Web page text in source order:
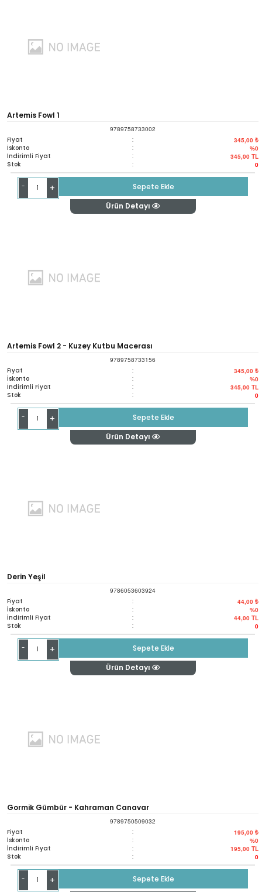
Artemis Fowl 1
9789758733002
Fiyat : 345,00 ₺
İskonto : %0
İndirimli Fiyat : 345,00 TL
Stok : 0
- +
Sepete Ekle
Ürün Detayı
Artemis Fowl 2 - Kuzey Kutbu Macerası
9789758733156
Fiyat : 345,00 ₺
İskonto : %0
İndirimli Fiyat : 345,00 TL
Stok : 0
- +
Sepete Ekle
Ürün Detayı
Derin Yeşil
9786053603924
Fiyat : 44,00 ₺
İskonto : %0
İndirimli Fiyat : 44,00 TL
Stok : 0
- +
Sepete Ekle
Ürün Detayı
Gormik Gümbür - Kahraman Canavar
9789750509032
Fiyat : 195,00 ₺
İskonto : %0
İndirimli Fiyat : 195,00 TL
Stok : 0
- +
Sepete Ekle